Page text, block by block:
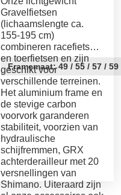
Gravelfietsen
(lichaamslengte ca.
155-195 cm)
combineren racefietsen
en toerfietsen en zijn
geschikt voor
verschillende terreinen.
Het aluminium frame en
de stevige carbon
voorvork garanderen
stabiliteit, voorzien van
hydraulische
schijfremmen, GRX
achterderailleur met 20
versnellingen van
Shimano. Uiteraard zijn
Framemaat: 49 / 55 / 57 / 59